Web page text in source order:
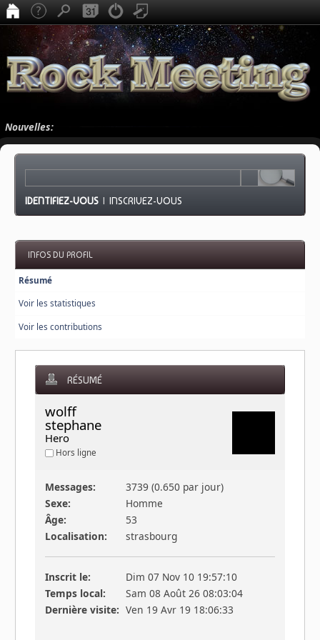
Nouvelles:
IDENTIFIEZ-VOUS |INSCRIVEZ-VOUS
INFOS DU PROFIL
Résumé
Voir les statistiques
Voir les contributions
RÉSUMÉ
wolff
stephane
Hero
Hors ligne
Messages:
3739 (0.650 par jour)
Sexe:
Homme
Âge:
53
Localisation:
strasbourg
Inscrit le:
Dim 07 Nov 10 19:57:10
Temps local:
Sam 08 Août 26 08:03:04
Dernière visite: Ven 19 Avr 19 18:06:33